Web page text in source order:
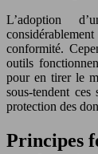
L’adoption
conformité.
outils
pour en tirer le
sous-tendent
protection des
Principes